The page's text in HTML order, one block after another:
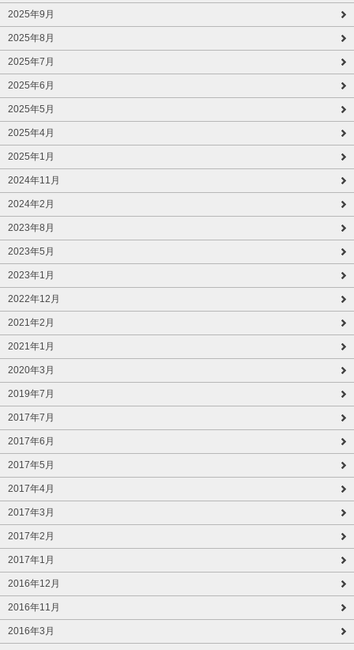
2025年9月
2025年8月
2025年7月
2025年6月
2025年5月
2025年4月
2025年1月
2024年11月
2024年2月
2023年8月
2023年5月
2023年1月
2022年12月
2021年2月
2021年1月
2020年3月
2019年7月
2017年7月
2017年6月
2017年5月
2017年4月
2017年3月
2017年2月
2017年1月
2016年12月
2016年11月
2016年3月